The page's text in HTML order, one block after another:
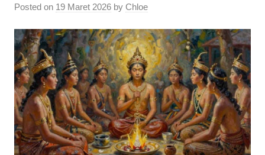
Posted on 19 Maret 2026 by Chloe